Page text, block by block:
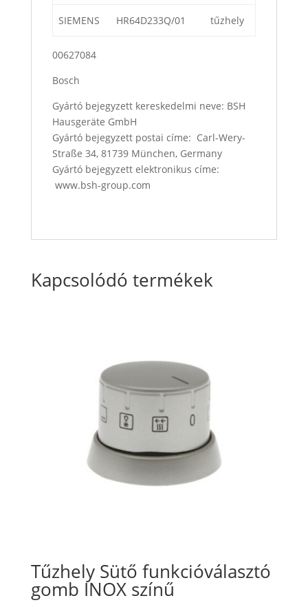
SIEMENS HR64D233Q/01 tűzhely
00627084
Bosch
Gyártó bejegyzett kereskedelmi neve: BSH
Hausgeräte GmbH
Gyártó bejegyzett postai címe: Carl-Wery-
Straße 34, 81739 München, Germany
Gyártó bejegyzett elektronikus címe:
www.bsh-group.com
Kapcsolódó termékek
Tűzhely Sütő funkcióválasztó
gomb INOX színű